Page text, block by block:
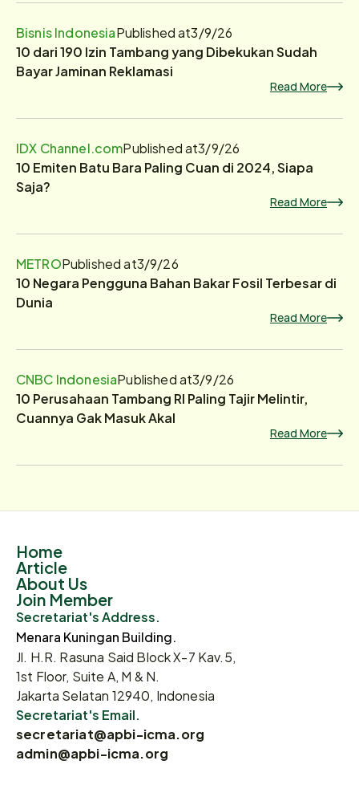
Bisnis IndonesiaPublished at3/9/26
10 dari 190 Izin Tambang yang Dibekukan Sudah
Bayar Jaminan Reklamasi
Read More
IDX Channel.comPublished at3/9/26
10 Emiten Batu Bara Paling Cuan di 2024, Siapa
Saja?
Read More
METROPublished at3/9/26
10 Negara Pengguna Bahan Bakar Fosil Terbesar di
Dunia
Read More
CNBC IndonesiaPublished at3/9/26
10 Perusahaan Tambang RI Paling Tajir Melintir,
Cuannya Gak Masuk Akal
Read More
Home
Article
About Us
Join Member
Secretariat's Address.
Menara Kuningan Building.
Jl. H.R. Rasuna Said Block X-7 Kav.5,
1st Floor, Suite A, M & N.
Jakarta Selatan 12940, Indonesia
Secretariat's Email.
secretariat@apbi-icma.org
admin@apbi-icma.org